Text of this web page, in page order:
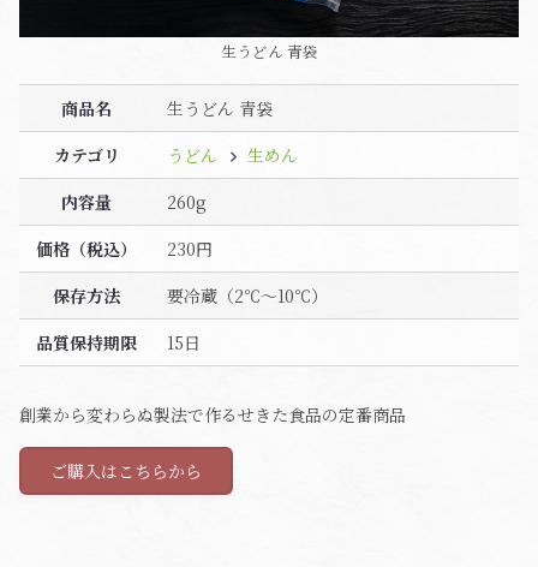
生うどん 青袋
商品名
生うどん 青袋
カテゴリ
うどん
生めん
内容量
260g
価格（税込）
230円
保存方法
要冷蔵（2℃～10℃）
品質保持期限
15日
創業から変わらぬ製法で作るせきた食品の定番商品
ご購入はこちらから